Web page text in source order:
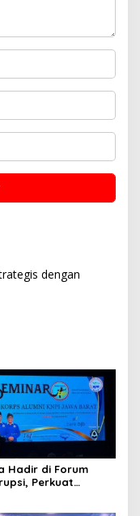
dengan
Hadir di Forum
Perkuat